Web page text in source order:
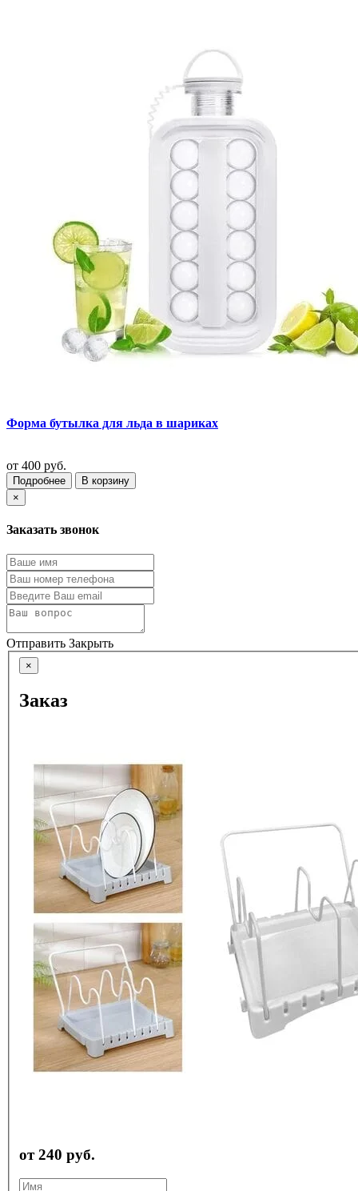
Форма бутылка для льда в шариках
от 400 руб.
Подробнее
В корзину
×
Заказать звонок
Отправить Закрыть
×
Заказ
от 240 руб.